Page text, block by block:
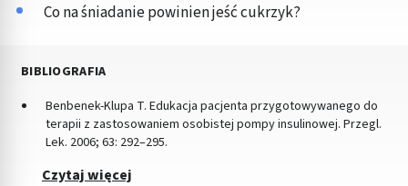
Co na śniadanie powinien jeść cukrzyk?
BIBLIOGRAFIA
Benbenek-Klupa T. Edukacja pacjenta przygotowywanego do
terapii z zastosowaniem osobistej pompy insulinowej. Przegl.
Lek. 2006; 63: 292–295.
Czytaj więcej